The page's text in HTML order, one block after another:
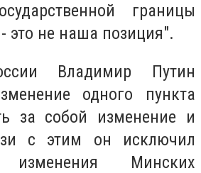
границы
это не наша позиция".
Владимир Путин
одного пункта
за собой изменение и
с этим он исключил
изменения Минских